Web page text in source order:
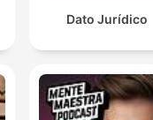
Dato Jurídico